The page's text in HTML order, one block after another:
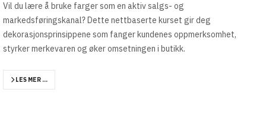
Vil du lære å bruke farger som en aktiv salgs- og
markedsføringskanal? Dette nettbaserte kurset gir deg
dekorasjonsprinsippene som fanger kundenes oppmerksomhet,
styrker merkevaren og øker omsetningen i butikk.
LES MER …